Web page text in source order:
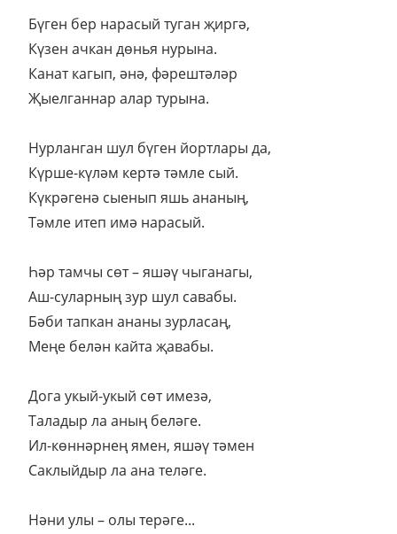
Бүген бер нарасый туган җиргә,
Күзен ачкан дөнья нурына.
Канат кагып, әнә, фәрештәләр
Җыелганнар алар турына.
Нурланган шул бүген йортлары да,
Күрше-күләм кертә тәмле сый.
Күкрәгенә сыенып яшь ананың,
Тәмле итеп имә нарасый.
Һәр тамчы сөт – яшәү чыганагы,
Аш-суларның зур шул савабы.
Бәби тапкан ананы зурласаң,
Меңе белән кайта җавабы.
Дога укый-укый сөт имезә,
Таладыр ла аның беләге.
Ил-көннәрнең ямен, яшәү тәмен
Саклыйдыр ла ана теләге.
Нәни улы – олы терәге...